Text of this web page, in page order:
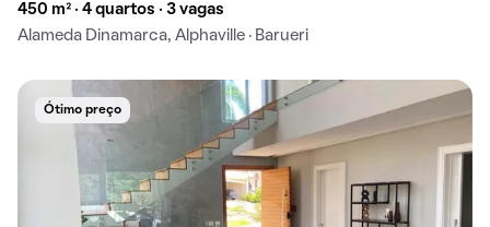
450 m² · 4 quartos · 3 vagas
Alameda Dinamarca, Alphaville · Barueri
Ótimo preço